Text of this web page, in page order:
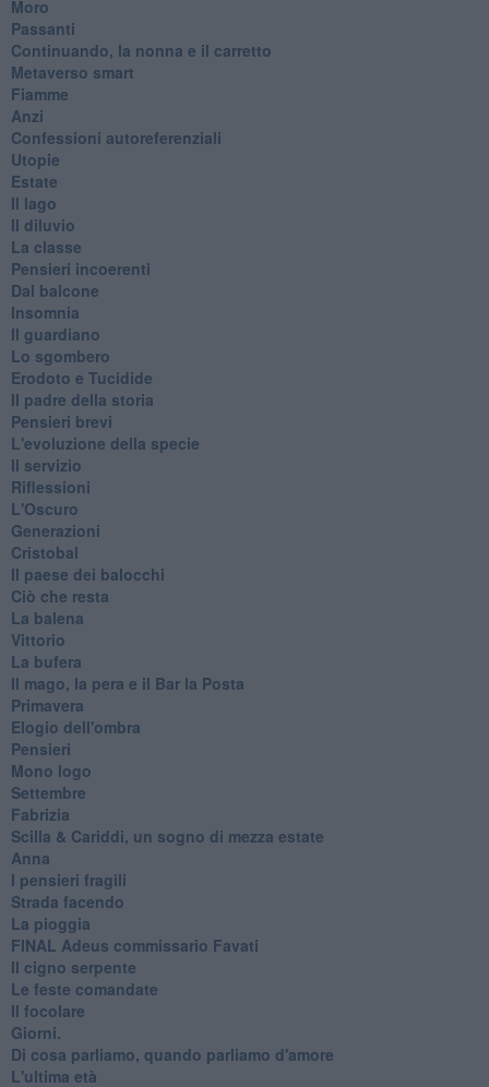
Moro
Passanti
Continuando, la nonna e il carretto
Metaverso smart
Fiamme
Anzi
Confessioni autoreferenziali
Utopie
Estate
Il lago
Il diluvio
La classe
Pensieri incoerenti
Dal balcone
Insomnia
Il guardiano
Lo sgombero
Erodoto e Tucidide
Il padre della storia
Pensieri brevi
L'evoluzione della specie
Il servizio
Riflessioni
L'Oscuro
Generazioni
Cristobal
Il paese dei balocchi
Ciò che resta
La balena
Vittorio
La bufera
Il mago, la pera e il Bar la Posta
Primavera
Elogio dell'ombra
Pensieri
Mono logo
Settembre
Fabrizia
​Scilla & Cariddi, un sogno di mezza estate
Anna
I pensieri fragili
Strada facendo
La pioggia
FINAL Adeus commissario Favati
Il cigno serpente
Le feste comandate
Il focolare
Giorni.
Di cosa parliamo, quando parliamo d'amore
L'ultima età